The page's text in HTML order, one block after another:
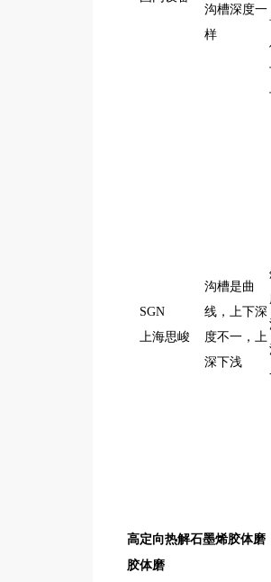
沟槽深度一
样
SGN
上海思峻
沟槽是曲
线，上下深
度不一，上
深下浅
高定向热解石墨烯胶体磨
胶体磨